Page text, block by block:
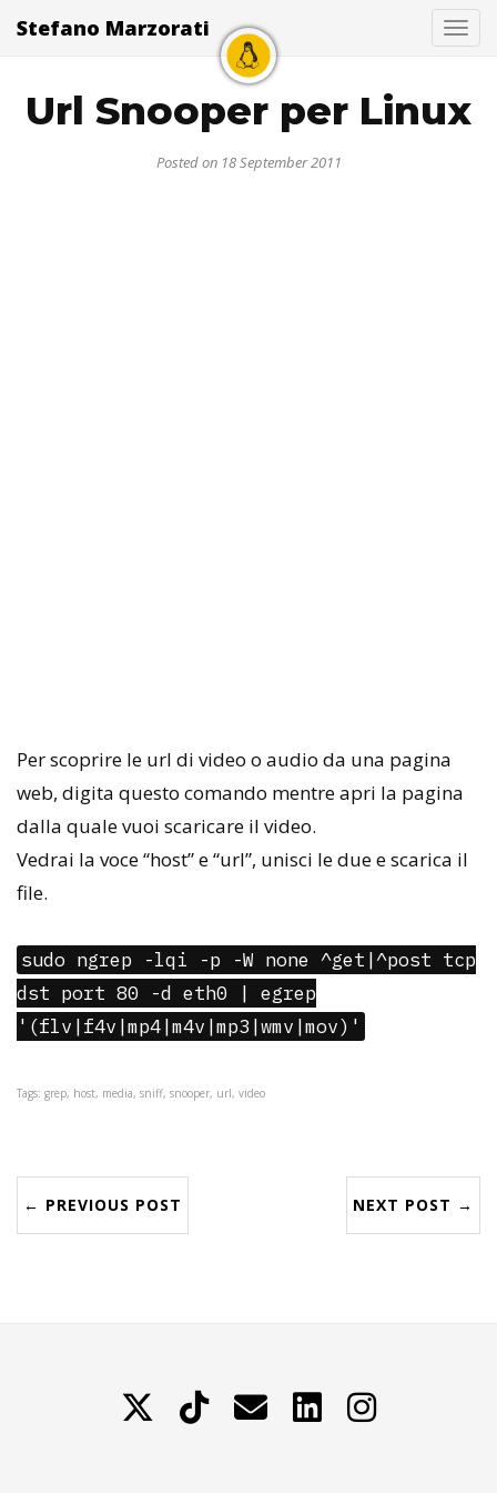
Stefano Marzorati
Url Snooper per Linux
Posted on 18 September 2011
Per scoprire le url di video o audio da una pagina
web, digita questo comando mentre apri la pagina
dalla quale vuoi scaricare il video.
Vedrai la voce “host” e “url”, unisci le due e scarica il
file.
sudo ngrep -lqi -p -W none ^get|^post tcp
dst port 80 -d eth0 | egrep
'(flv|f4v|mp4|m4v|mp3|wmv|mov)'
Tags: grep, host, media, sniff, snooper, url, video
← PREVIOUS POST NEXT POST →
TikTok Contattami LinkedIn